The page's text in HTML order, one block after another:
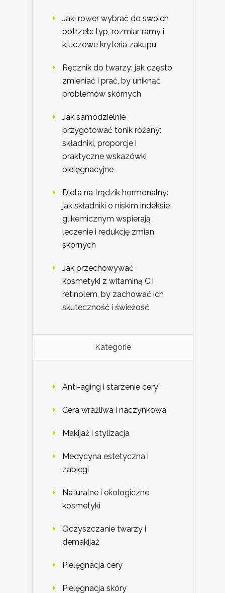
Jaki rower wybrać do swoich
potrzeb: typ, rozmiar ramy i
kluczowe kryteria zakupu
Ręcznik do twarzy: jak często
zmieniać i prać, by uniknąć
problemów skórnych
Jak samodzielnie
przygotować tonik różany:
składniki, proporcje i
praktyczne wskazówki
pielęgnacyjne
Dieta na trądzik hormonalny:
jak składniki o niskim indeksie
glikemicznym wspierają
leczenie i redukcję zmian
skórnych
Jak przechowywać
kosmetyki z witaminą C i
retinolem, by zachować ich
skuteczność i świeżość
Kategorie
Anti-aging i starzenie cery
Cera wrażliwa i naczynkowa
Makijaż i stylizacja
Medycyna estetyczna i
zabiegi
Naturalne i ekologiczne
kosmetyki
Oczyszczanie twarzy i
demakijaż
Pielęgnacja cery
Pielęgnacja skóry